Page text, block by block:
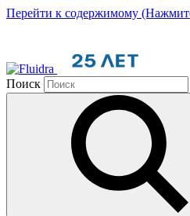
Перейти к содержимому
Поиск